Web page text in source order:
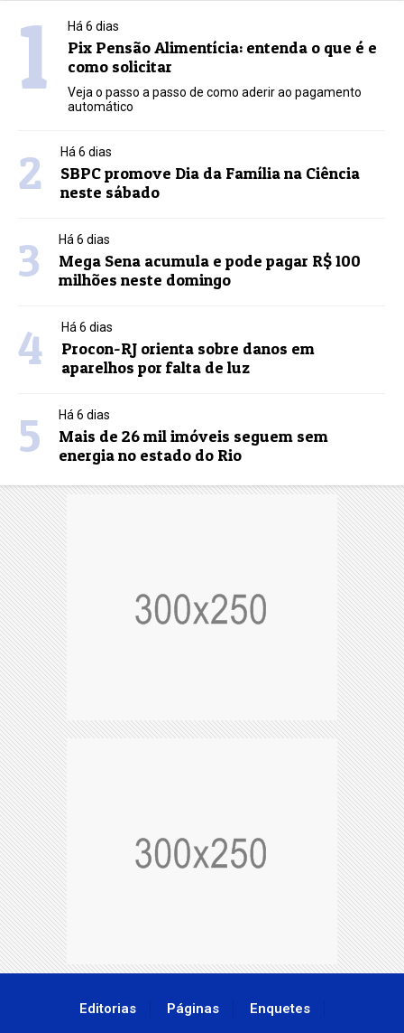
1 Há 6 dias
Pix Pensão Alimentícia: entenda o que é e
como solicitar
Veja o passo a passo de como aderir ao pagamento
automático
2 Há 6 dias
SBPC promove Dia da Família na Ciência
neste sábado
3 Há 6 dias
Mega Sena acumula e pode pagar R$ 100
milhões neste domingo
4 Há 6 dias
Procon-RJ orienta sobre danos em
aparelhos por falta de luz
5 Há 6 dias
Mais de 26 mil imóveis seguem sem
energia no estado do Rio
Editorias Páginas Enquetes